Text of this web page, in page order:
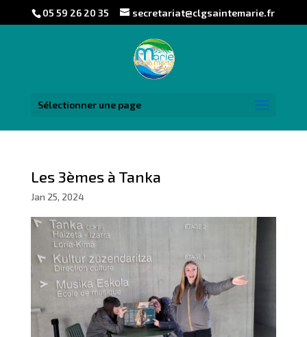
05 59 26 20 35 secretariat@clgsaintemarie.fr
Sélectionner une page
Les 3èmes à Tanka
Jan 25, 2024